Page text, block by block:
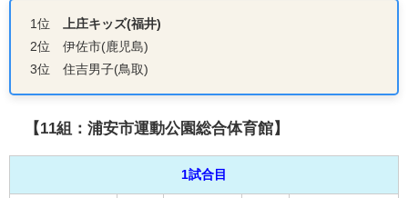
1位
上庄キッズ(福井)
2位 伊佐市(鹿児島)
3位 住吉男子(鳥取)
【11組：浦安市運動公園総合体育館】
1試合目